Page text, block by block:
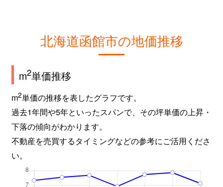
北海道函館市の地価推移
m2単価推移
m2単価の推移を表したグラフです。
過去1年間や5年といったスパンで、その坪単価の上昇・
下落の傾向がわかります。
不動産を売買するタイミングなどの参考にご活用くださ
い。